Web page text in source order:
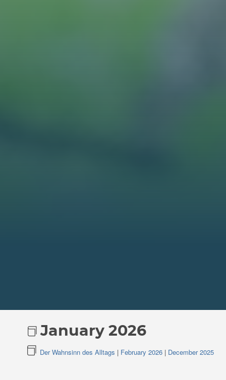
January 2026
Der Wahnsinn des Alltags | February 2026| December 2025